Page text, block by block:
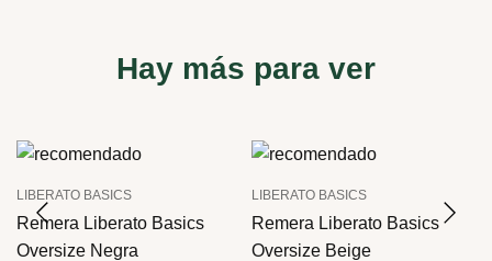
Hay más para ver
LIBERATO BASICS
Remera Liberato Basics
Oversize Negra
LIBERATO BASICS
Remera Liberato Basics
Oversize Beige